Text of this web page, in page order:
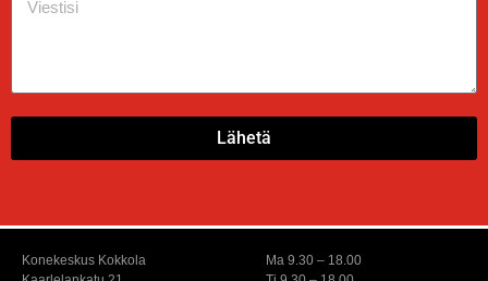
Lähetä
Konekeskus Kokkola
Ma 9.30 – 18.00